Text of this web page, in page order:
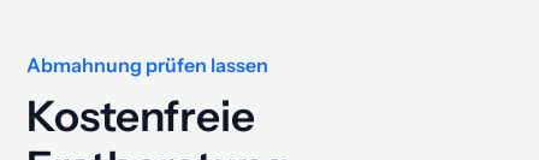
Abmahnung prüfen lassen
Kostenfreie